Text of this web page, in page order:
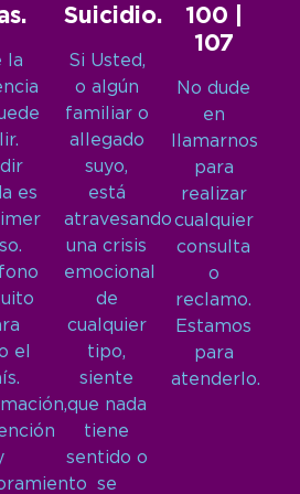
la
es
el
Suicidio.
Si Usted,
o algún
familiar o
allegado
suyo,
está
atravesando
una crisis
emocional
de
cualquier
tipo,
siente
que nada
tiene
sentido o
se
100 |
107
No dude
en
llamarnos
para
realizar
cualquier
consulta
o
reclamo.
Estamos
para
atenderlo.